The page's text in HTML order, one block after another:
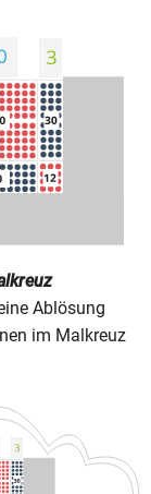
Ablösung
im Malkreuz